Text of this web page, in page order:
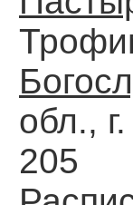
обл.,
205